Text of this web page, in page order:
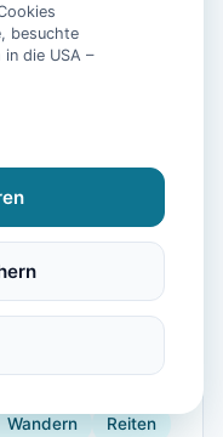
Trockner
Terrasse
Wandern Reiten
besuchte
die USA –